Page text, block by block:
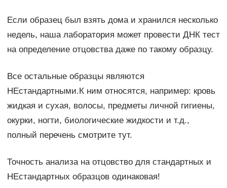
Если образец был взять дома и хранился несколько
недель, наша лаборатория может провести ДНК тест
на определение отцовства даже по такому образцу.
Все остальные образцы являются
НЕстандартными.К ним относятся, например: кровь
жидкая и сухая, волосы, предметы личной гигиены,
окурки, ногти, биологические жидкости и т.д.,
полный перечень смотрите тут.
Точность анализа на отцовство для стандартных и
НЕстандартных образцов одинаковая!